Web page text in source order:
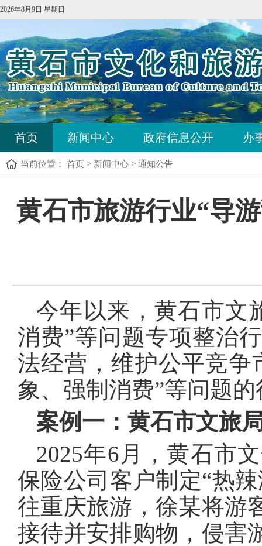
2026年8月9日 星期日
首页 新闻中心 政府信息公开 办
当前位置： 首页 > 新闻中心 > 通知公告
黄石市旅游行业“导
今年以来，黄石市文
消费”等问题专项整治
法经营，维护公平竞争
象、强制消费”等问题
案例一：黄石市文旅
2025年6月，黄石市
保险公司客户制定“热
往重庆旅游，徐某将游
接待并安排购物，侵害